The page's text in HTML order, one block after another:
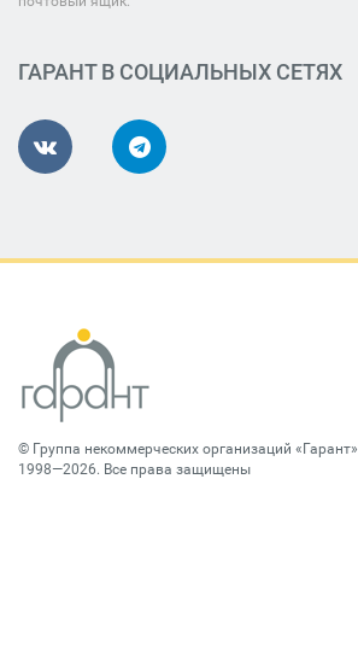
ГАРАНТ В СОЦИАЛЬНЫХ СЕТЯХ
© Группа некоммерческих организаций «Гарант»
1998—2026. Все права защищены